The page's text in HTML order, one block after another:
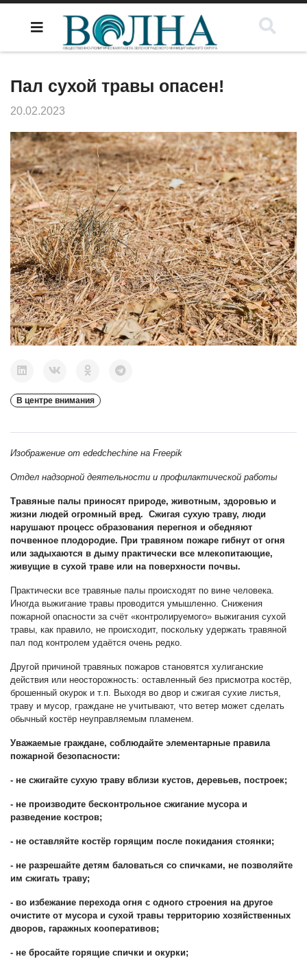
Пал сухой травы опасен!
20.02.2023
В центре внимания
Изображение от ededchechine на Freepik
Отдел надзорной деятельности и профилактической работы
Травяные палы приносят природе, животным, здоровью и
жизни людей огромный вред. Сжигая сухую траву, люди
нарушают процесс образования перегноя и обедняют
почвенное плодородие. При травяном пожаре гибнут от огня
или задыхаются в дыму практически все млекопитающие,
живущие в сухой траве или на поверхности почвы.
Практически все травяные палы происходят по вине человека.
Иногда выжигание травы проводится умышленно. Снижения
пожарной опасности за счёт «контролируемого» выжигания сухой
травы, как правило, не происходит, поскольку удержать травяной
пал под контролем удаётся очень редко.
Другой причиной травяных пожаров становятся хулиганские
действия или неосторожность: оставленный без присмотра костёр,
брошенный окурок и т.п. Выходя во двор и сжигая сухие листья,
траву и мусор, граждане не учитывают, что ветер может сделать
обычный костёр неуправляемым пламенем.
Уважаемые граждане, соблюдайте элементарные правила
пожарной безопасности:
- не сжигайте сухую траву вблизи кустов, деревьев, построек;
- не производите бесконтрольное сжигание мусора и
разведение костров;
- не оставляйте костёр горящим после покидания стоянки;
- не разрешайте детям баловаться со спичками, не позволяйте
им сжигать траву;
- во избежание перехода огня с одного строения на другое
очистите от мусора и сухой травы территорию хозяйственных
дворов, гаражных кооперативов;
- не бросайте горящие спички и окурки;